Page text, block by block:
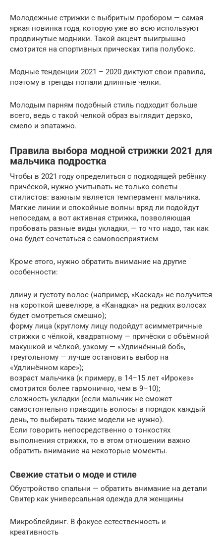
Молодежные стрижки с выбритым пробором — самая
яркая новинка года, которую уже во всю используют
продвинутые модники. Такой акцент выигрышно
смотрится на спортивных прическах типа полубокс.
Модные тенденции 2021 – 2020 диктуют свои правила,
поэтому в тренды попали длинные челки.
Молодым парням подобный стиль подходит больше
всего, ведь с такой челкой образ выглядит дерзко,
смело и эпатажно.
Правила выбора модной стрижки 2021 для
мальчика подростка
Чтобы в 2021 году определиться с подходящей ребёнку
причёской, нужно учитывать не только советы
стилистов: важным является темперамент мальчика.
Мягкие линии и спокойные волны вряд ли подойдут
непоседам, а вот активная стрижка, позволяющая
пробовать разные виды укладки, — то что надо, так как
она будет сочетаться с самовосприятием
Кроме этого, нужно обратить внимание на другие
особенности:
длину и густоту волос (например, «Каскад» не получится
на короткой шевелюре, а «Канадка» на редких волосах
будет смотреться смешно);
форму лица (круглому лицу подойдут асимметричные
стрижки с чёлкой, квадратному — причёски с объёмной
макушкой и чёлкой, узкому — «Удлинённый боб»,
треугольному — лучше остановить выбор на
«Удлинённом каре»);
возраст мальчика (к примеру, в 14–15 лет «Ирокез»
смотрится более гармонично, чем в 9–10);
сложность укладки (если мальчик не сможет
самостоятельно приводить волосы в порядок каждый
день, то выбирать такие модели не нужно).
Если говорить непосредственно о тонкостях
выполнения стрижки, то в этом отношении важно
обратить внимание на некоторые моменты.
Свежие статьи о моде и стиле
Обустройство спальни — обратить внимание на детали
Свитер как универсальная одежда для женщины
Микроблейдинг. В фокусе естественность и
креативность